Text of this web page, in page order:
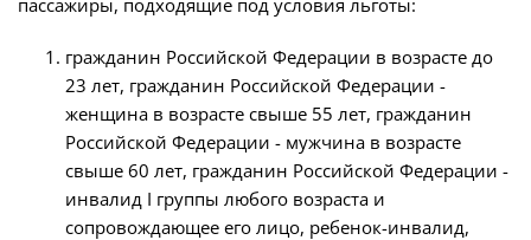
пассажиры, подходящие под условия льготы:
гражданин Российской Федерации в возрасте до
23 лет, гражданин Российской Федерации -
женщина в возрасте свыше 55 лет, гражданин
Российской Федерации - мужчина в возрасте
свыше 60 лет, гражданин Российской Федерации -
инвалид I группы любого возраста и
сопровождающее его лицо, ребенок-инвалид,